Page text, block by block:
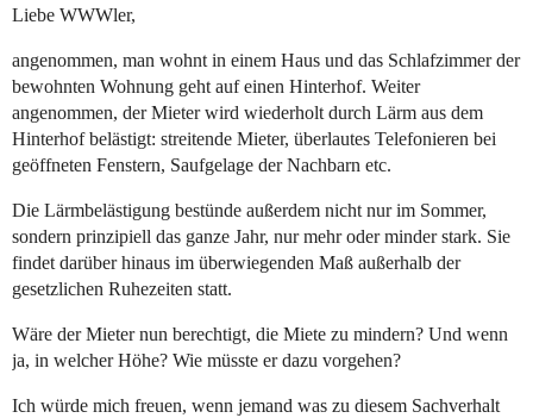
Liebe WWWler,
angenommen, man wohnt in einem Haus und das Schlafzimmer der
bewohnten Wohnung geht auf einen Hinterhof. Weiter
angenommen, der Mieter wird wiederholt durch Lärm aus dem
Hinterhof belästigt: streitende Mieter, überlautes Telefonieren bei
geöffneten Fenstern, Saufgelage der Nachbarn etc.
Die Lärmbelästigung bestünde außerdem nicht nur im Sommer,
sondern prinzipiell das ganze Jahr, nur mehr oder minder stark. Sie
findet darüber hinaus im überwiegenden Maß außerhalb der
gesetzlichen Ruhezeiten statt.
Wäre der Mieter nun berechtigt, die Miete zu mindern? Und wenn
ja, in welcher Höhe? Wie müsste er dazu vorgehen?
Ich würde mich freuen, wenn jemand was zu diesem Sachverhalt